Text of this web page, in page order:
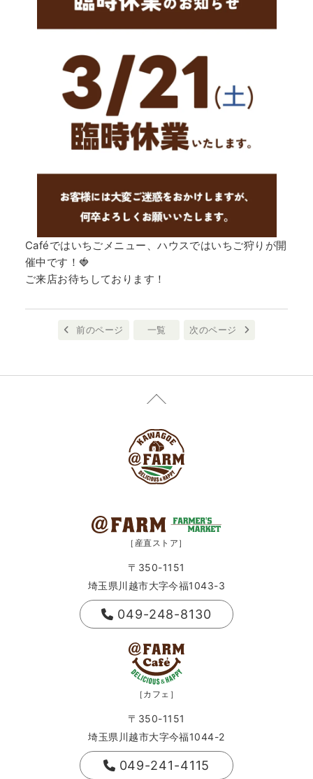
Caféではいちごメニュー、ハウスではいちご狩りが開
催中です！🍓
ご来店お待ちしております！
前のページ 一覧 次のページ
［産直ストア］
〒350-1151
埼玉県川越市大字今福1043-3
049-248-8130
［カフェ］
〒350-1151
埼玉県川越市大字今福1044-2
049-241-4115